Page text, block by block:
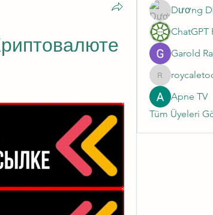
Dương
Garold
roycaletoc1973
Apne TV
Tüm Üyeleri